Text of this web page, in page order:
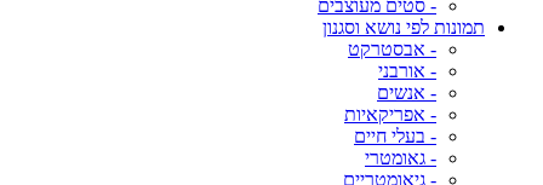
- סטים מעוצבים
תמונות לפי נושא וסגנון
- אבסטרקט
- אורבני
- אנשים
- אפריקאיות
- בעלי חיים
- גאומטרי
- גיאומטריים